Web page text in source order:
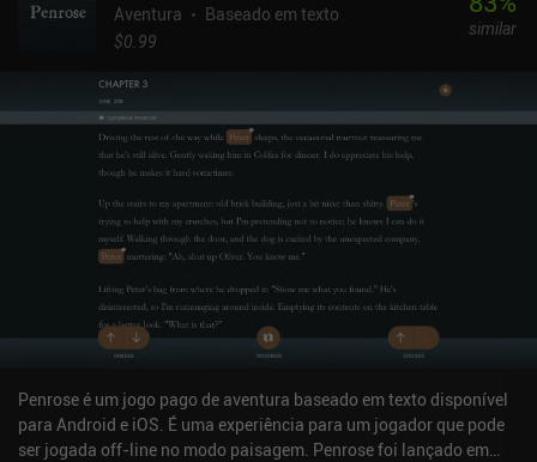
Aventura
Baseado em texto
$0.99
similar
Penrose é um jogo pago de aventura baseado em texto disponível
para Android e iOS. É uma experiência para um jogador que pode
ser jogada off-line no modo paisagem. Penrose foi lançado em